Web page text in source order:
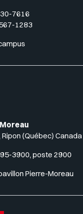
7616
1283
Ripon (Québec)
3900, poste 2900
Pierre-Moreau